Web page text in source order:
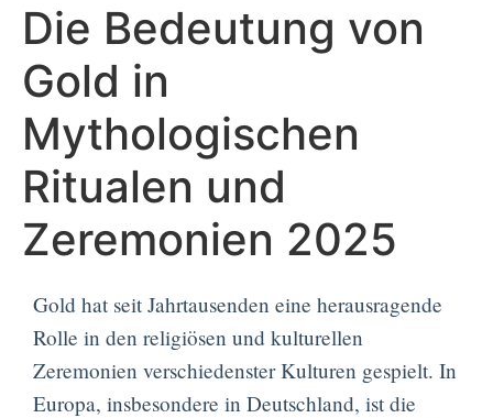
Die Bedeutung von
Gold in
Mythologischen
Ritualen und
Zeremonien 2025
Gold hat seit Jahrtausenden eine herausragende
Rolle in den religiösen und kulturellen
Zeremonien verschiedenster Kulturen gespielt. In
Europa, insbesondere in Deutschland, ist die